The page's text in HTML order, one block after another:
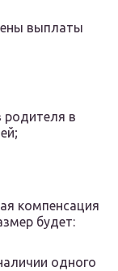
выплаты
в
компенсация
будет:
одного